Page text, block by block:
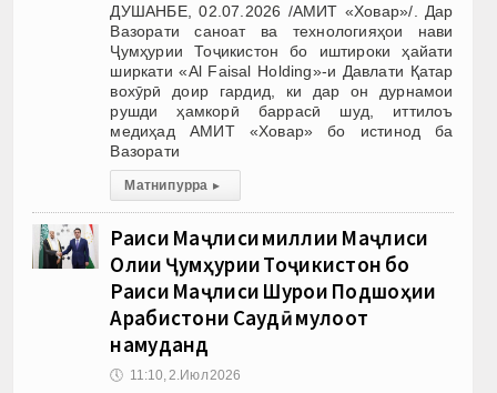
ДУШАНБЕ, 02.07.2026 /АМИТ «Ховар»/. Дар
Вазорати саноат ва технологияҳои нави
Ҷумҳурии Тоҷикистон бо иштироки ҳайати
ширкати «Al Faisal Holding»-и Давлати Қатар
вохӯрӣ доир гардид, ки дар он дурнамои
рушди ҳамкорӣ баррасӣ шуд, иттилоъ
медиҳад АМИТ «Ховар» бо истинод ба
Вазорати
Матни пурра ▸
Раиси Маҷлиси миллии Маҷлиси
Олии Ҷумҳурии Тоҷикистон бо
Раиси Маҷлиси Шурои Подшоҳии
Арабистони Саудӣ мулоқот
намуданд
🕔 11:10, 2.Июл 2026